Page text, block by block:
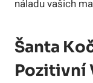
Šanta
Pozitivní